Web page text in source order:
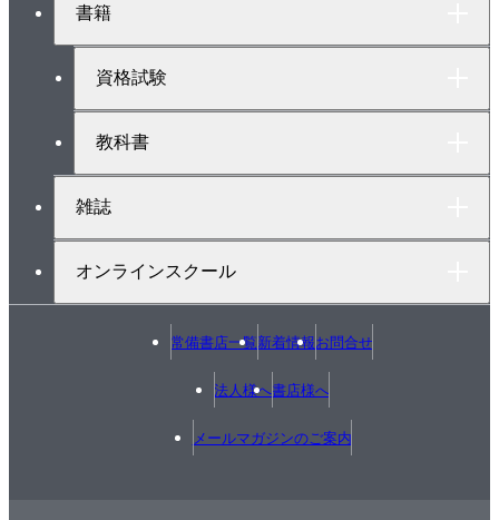
書籍
資格試験
教科書
雑誌
オンラインスクール
常備書店一覧新着情報お問合せ
法人様へ書店様へ
メールマガジンのご案内